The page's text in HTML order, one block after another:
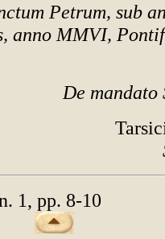
Petrum, sub
anno MMVI,
De
1, pp. 8-10